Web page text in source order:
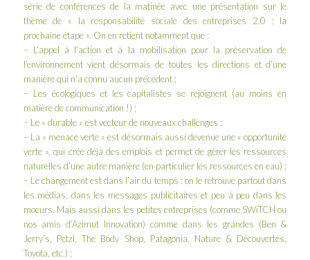
série de conférences de la matinée avec une présentation sur le
thème de « la responsabilité sociale des entreprises 2.0 : la
prochaine étape ». On en retient notamment que :
– L’appel à l’action et à la mobilisation pour la préservation de
l’environnement vient désormais de toutes les directions et d’une
manière qui n’a connu aucun précédent ;
– Les écologiques et les capitalistes se rejoignent (au moins en
matière de communication !) ;
– Le « durable » est vecteur de nouveaux challenges ;
– La « menace verte » est désormais aussi devenue une « opportunité
verte », qui crée déjà des emplois et permet de gérer les ressources
naturelles d’une autre manière (en particulier les ressources en eau) ;
– Le changement est dans l’air du temps : on le retrouve partout dans
les médias, dans les messages publicitaires et peu à peu dans les
moeurs. Mais aussi dans les petites entreprises (comme SWiTCH ou
nos amis d’Azimut Innovation) comme dans les grandes (Ben &
Jerry’s, Petzl,The Body Shop, Patagonia, Nature & Découvertes,
Toyota, etc.) ;